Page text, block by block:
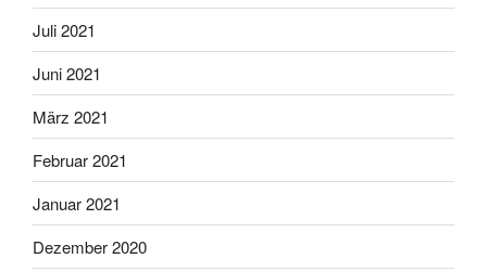
Juli 2021
Juni 2021
März 2021
Februar 2021
Januar 2021
Dezember 2020